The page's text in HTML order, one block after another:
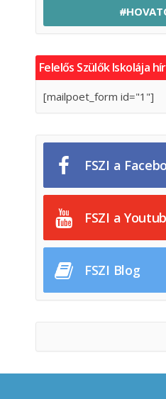
Felelős Szülők Iskolája
[mailpoet_form id="1"]
FSZI a
FSZI a
FSZI Blog